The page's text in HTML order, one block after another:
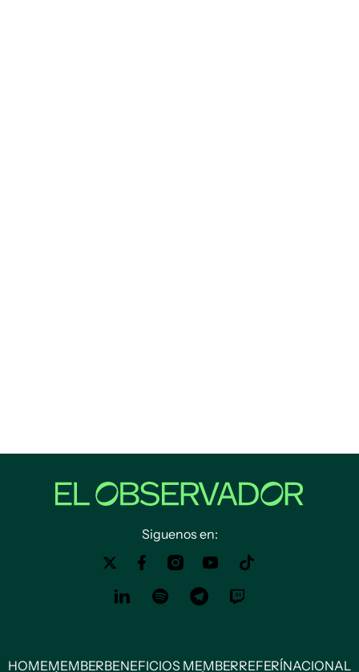
Siguenos en:
HOMEMEMBERBENEFICIOS MEMBERREFERÍNACIONAL